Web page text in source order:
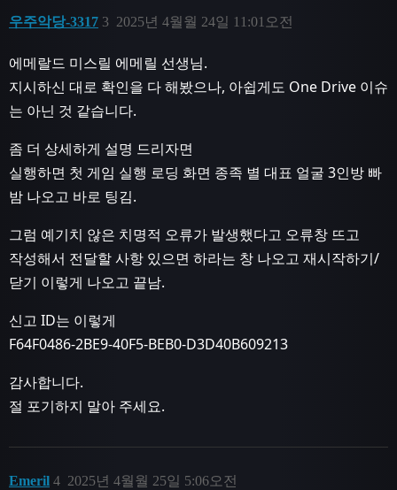
우주악당-3317 2025년 4월월 24일 11:01오전
3
에메랄드 미스릴 에메릴 선생님.
지시하신 대로 확인을 다 해봤으나, 아쉽게도 One Drive 이슈
는 아닌 것 같습니다.
좀 더 상세하게 설명 드리자면
실행하면 첫 게임 실행 로딩 화면 종족 별 대표 얼굴 3인방 빠
밤 나오고 바로 팅김.
그럼 예기치 않은 치명적 오류가 발생했다고 오류창 뜨고
작성해서 전달할 사항 있으면 하라는 창 나오고 재시작하기/
닫기 이렇게 나오고 끝남.
신고 ID는 이렇게
F64F0486-2BE9-40F5-BEB0-D3D40B609213
감사합니다.
절 포기하지 말아 주세요.
Emeril 2025년 4월월 25일 5:06오전
4